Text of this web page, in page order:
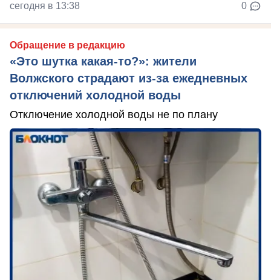
сегодня в 13:38 0
Обращение в редакцию
«Это шутка какая-то?»: жители
Волжского страдают из‑за ежедневных
отключений холодной воды
Отключение холодной воды не по плану